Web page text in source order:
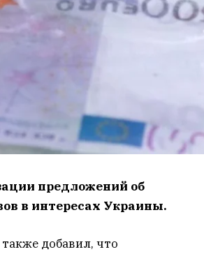
предложений об
в интересах Украины.
добавил, что